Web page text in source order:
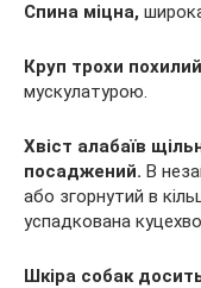
Спина міцна,
Круп трохи
мускулатурою.
Хвіст алабаїв
посаджений. В
або згорнутий в
успадкована
Шкіра собак